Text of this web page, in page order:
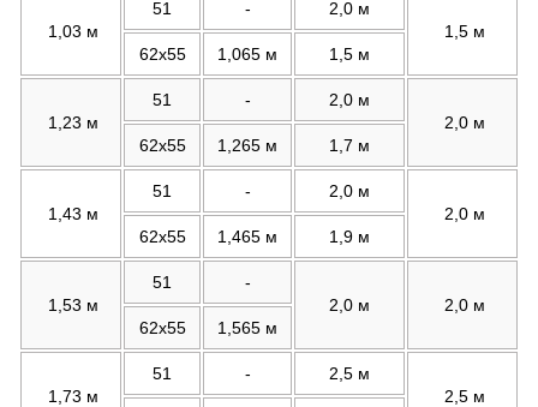
1,03 м
51 -
2,0 м
1,5 м
62х55
1,065 м 1,5 м
1,23 м
51 -
2,0 м
2,0 м
62х55
1,265 м 1,7 м
1,43 м
51 -
2,0 м
2,0 м
62х55
1,465 м 1,9 м
1,53 м
51
-
2,0 м
2,0 м
62х55
1,565 м
1,73 м
51 -
2,5 м
2,5 м